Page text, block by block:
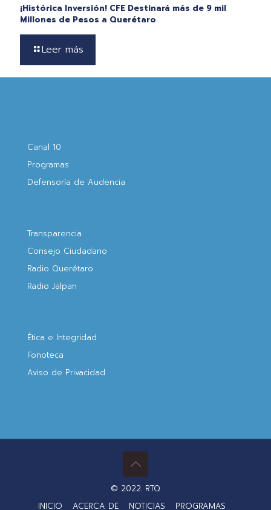
¡Histórica Inversión! CFE Destinará más de 9 mil
Millones de Pesos a Querétaro
Leer más
Canal 10
Programas
Defensoría de Audencia
Transparencia
Consejo Ciudadano
Radio Querétaro
Radio Jalpan
Ética e Integridad
Fonoteca
Aviso de Privacidad
© 2022. RTQ
INICIO
ACERCA DE NOTICIAS PROGRAMAS